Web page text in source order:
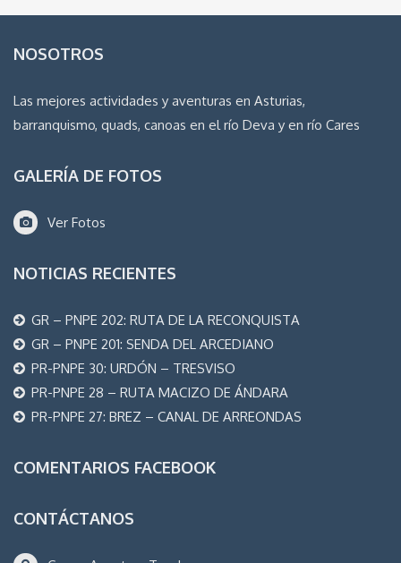
NOSOTROS
Las mejores actividades y aventuras en Asturias,
barranquismo, quads, canoas en el río Deva y en río Cares
GALERÍA DE FOTOS
Ver Fotos
NOTICIAS RECIENTES
GR – PNPE 202: RUTA DE LA RECONQUISTA
GR – PNPE 201: SENDA DEL ARCEDIANO
PR-PNPE 30: URDÓN – TRESVISO
PR-PNPE 28 – RUTA MACIZO DE ÁNDARA
PR-PNPE 27: BREZ – CANAL DE ARREONDAS
COMENTARIOS FACEBOOK
CONTÁCTANOS